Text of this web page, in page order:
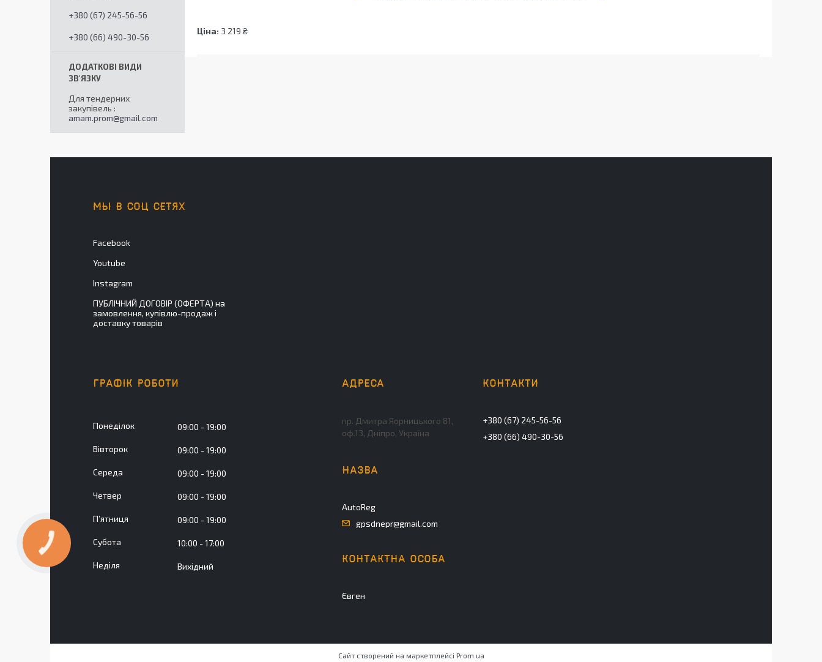
Ціна: 3 219 ₴
+380 (67) 245-56-56
+380 (66) 490-30-56
Для тендерних
закупівель
amam.prom@gmail.com
МЫ В СОЦ СЕТЯХ
Facebook
Youtube
Instagram
ПУБЛІЧНИЙ ДОГОВІР (ОФЕРТА) на
замовлення, купівлю-продаж і
доставку товарів
ГРАФІК РОБОТИ
Понеділок 09:00 19:00
Вівторок 09:00 19:00
Середа 09:00 19:00
Четвер 09:00 19:00
Пʼятниця 09:00 19:00
Субота 10:00 17:00
Неділя Вихідний
пр. Дмитра Яорницького 81,
оф.13, Дніпро, Україна
AutoReg
gpsdnepr@gmail.com
Євген
+380 (67) 245-56-56
+380 (66) 490-30-56
Сайт створений на маркетплейсі Prom.ua
КНОПКА
ЗВ'ЯЗКУ